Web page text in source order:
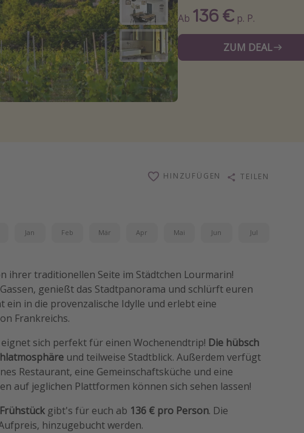
Ab 136 € p. P.
ZUM DEAL
HINZUFÜGEN TEILEN
Jan Feb Mär Apr Mai Jun Jul
ihrer traditionellen Seite im Städtchen Lourmarin!
genießt das Stadtpanorama und schlürft euren
ein in die provenzalische Idylle und erlebt eine
Frankreichs.
eignet sich perfekt für einen Wochenendtrip! Die hübsch
und teilweise Stadtblick. Außerdem verfügt
Restaurant, eine Gemeinschaftsküche und eine
auf jeglichen Plattformen können sich sehen lassen!
gibt's für euch ab 136 € pro Person. Die
hinzugebucht werden.